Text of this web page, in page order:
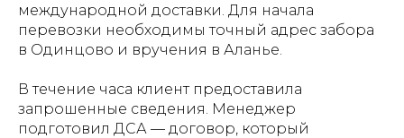
международной доставки. Для начала
перевозки необходимы точный адрес забора
в Одинцово и вручения в Аланье.
В течение часа клиент предоставила
запрошенные сведения. Менеджер
подготовил ДСА — договор, который